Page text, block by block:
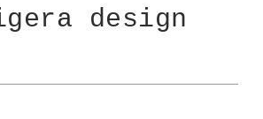
design